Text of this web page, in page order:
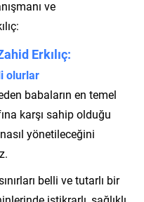
ve
Erkılıç:
olurlar
babaların en temel
karşı sahip olduğu
yönetileceğini
belli ve tutarlı bir